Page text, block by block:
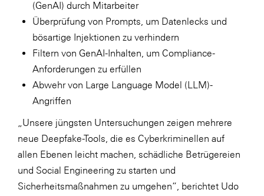
(GenAI) durch Mitarbeiter
Überprüfung von Prompts, um Datenlecks und
bösartige Injektionen zu verhindern
Filtern von GenAI-Inhalten, um Compliance-
Anforderungen zu erfüllen
Abwehr von Large Language Model (LLM)-
Angriffen
„Unsere jüngsten Untersuchungen zeigen mehrere
neue Deepfake-Tools, die es Cyberkriminellen auf
allen Ebenen leicht machen, schädliche Betrügereien
und Social Engineering zu starten und
Sicherheitsmaßnahmen zu umgehen“, berichtet Udo